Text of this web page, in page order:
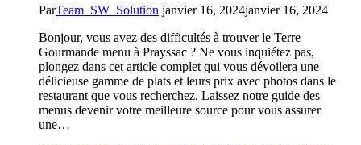
ParTeam_SW_Solution janvier 16, 2024janvier 16, 2024
Bonjour, vous avez des difficultés à trouver le Terre
Gourmande menu à Prayssac ? Ne vous inquiétez pas,
plongez dans cet article complet qui vous dévoilera une
délicieuse gamme de plats et leurs prix avec photos dans le
restaurant que vous recherchez. Laissez notre guide des
menus devenir votre meilleure source pour vous assurer
une…